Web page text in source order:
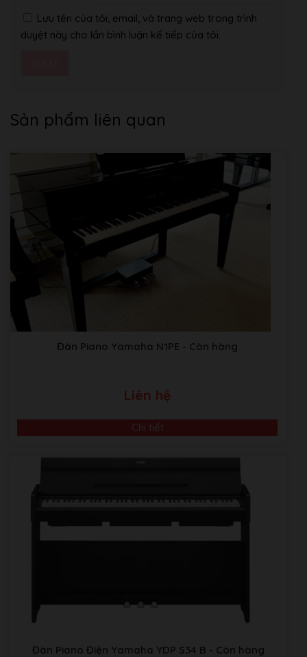
ABM music Building:Thôn TRẠI GẦN , xã SƠN ĐỒNG,
Huyện Hoài Đức, Hà Nội.
Kho Piano tại Japan:Sakaebashi, Sakai-Shi, Osaka, Nhật
Lưu tên của tôi, email, và trang web trong trình
duyệt này cho lần bình luận kế tiếp của tôi.
Sản phẩm liên quan
Đàn Piano Yamaha N1PE - Còn hàng
Liên hệ
Chi tiết
Đàn Piano Điện Yamaha YDP S34 B - Còn hàng